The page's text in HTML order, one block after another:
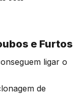
e Furtos
ligar o
de